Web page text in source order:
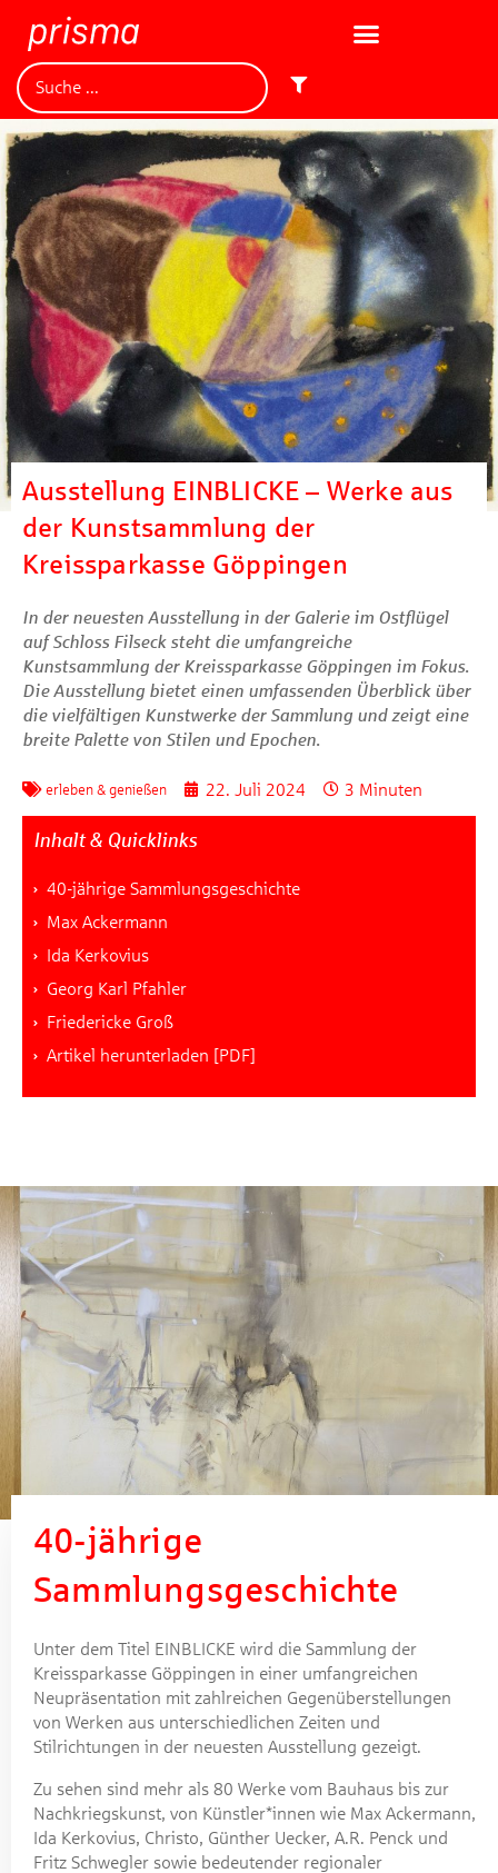
Ausstellung EINBLICKE – Werke aus
der Kunstsammlung der
Kreissparkasse Göppingen
In der neuesten Ausstellung in der Galerie im Ostflügel
auf Schloss Filseck steht die umfangreiche
Kunstsammlung der Kreissparkasse Göppingen im Fokus.
Die Ausstellung bietet einen umfassenden Überblick über
die vielfältigen Kunstwerke der Sammlung und zeigt eine
breite Palette von Stilen und Epochen.
erleben & genießen 22. Juli 2024 3 Minuten
Inhalt & Quicklinks
40-jährige Sammlungsgeschichte
Max Ackermann
Ida Kerkovius
Georg Karl Pfahler
Friedericke Groß
Artikel herunterladen [PDF]
40-jährige
Sammlungsgeschichte
Unter dem Titel EINBLICKE wird die Sammlung der
Kreissparkasse Göppingen in einer umfangreichen
Neupräsentation mit zahlreichen Gegenüberstellungen
von Werken aus unterschiedlichen Zeiten und
Stilrichtungen in der neuesten Ausstellung gezeigt.
Zu sehen sind mehr als 80 Werke vom Bauhaus bis zur
Nachkriegskunst, von Künstler*innen wie Max Ackermann,
Ida Kerkovius, Christo, Günther Uecker, A.R. Penck und
Fritz Schwegler sowie bedeutender regionaler
Konrad Hummel, Bellini-Versuch IV, Acryl auf Leinwand, 2006